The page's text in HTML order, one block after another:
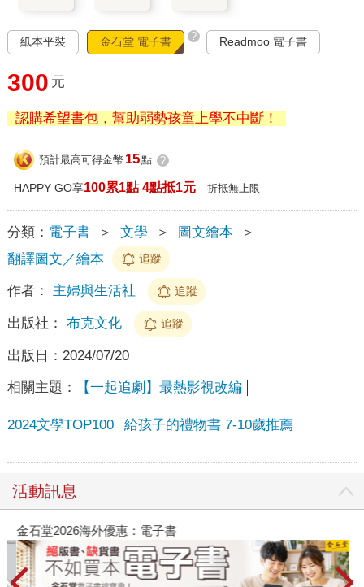
紙本平裝 金石堂 電子書 ? Readmoo 電子書
300 元
認購希望書包，幫助弱勢孩童上學不中斷！
預計最高可得金幣 15點 ?
HAPPY GO享100累1點 4點抵1元 折抵無上限
分類： 電子書 ＞ 文學 ＞ 圖文繪本
＞
翻譯圖文／繪本
追蹤
作者： 主婦與生活社 追蹤
出版社： 布克文化 追蹤
出版日： 2024/07/20
相關主題： 【一起追劇】最熱影視改編
2024文學TOP100 給孩子的禮物書 7-10歲推薦
活動訊息
金石堂2026海外優惠：電子書